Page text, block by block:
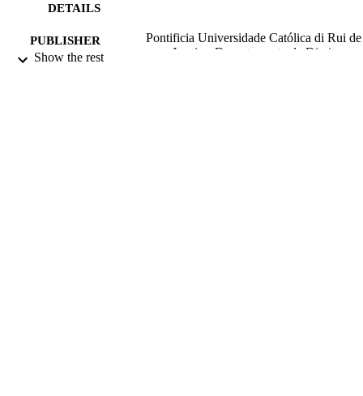
DETAILS
PUBLISHER
Pontificia Universidade Católica di Rui de
Janeiro, Departamento de Direito
Show the rest